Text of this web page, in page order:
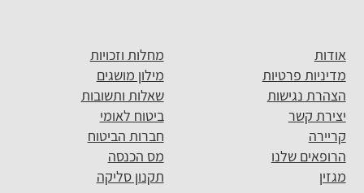
אודות
מדיניות פרטיות
הצהרת נגישות
יצירת קשר
קריירה
הרופאים שלנו
מגזין
מחלות וזכויות
מילון מושגים
שאלות ותשובות
ביטוח לאומי
חברות הביטוח
מס הכנסה
תקנון סליקה